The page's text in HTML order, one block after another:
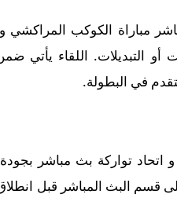
مباراة الكوكب المراكشي و
أو التبديلات. اللقاء
في البطولة.
اتحاد تواركة بث مباشر
قسم البث المباشر قبل